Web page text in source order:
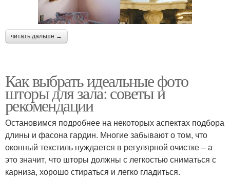
читать дальше →
Как выбрать идеальные фото
шторы для зала: советы и
рекомендации
Остановимся подробнее на некоторых аспектах подбора
длины и фасона гардин. Многие забывают о том, что
оконный текстиль нуждается в регулярной очистке – а
это значит, что шторы должны с легкостью сниматься с
карниза, хорошо стираться и легко гладиться.